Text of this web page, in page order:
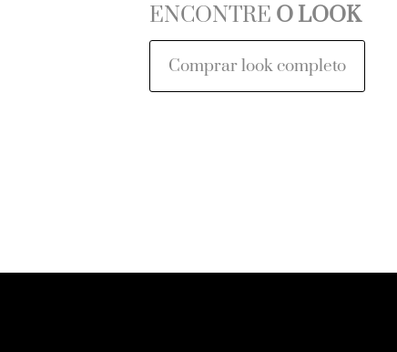
ENCONTRE O LOOK
Comprar look completo